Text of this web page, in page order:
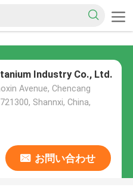
Industry Co., Ltd.
Avenue, Chencang
Shannxi, China,
お問い合わせ